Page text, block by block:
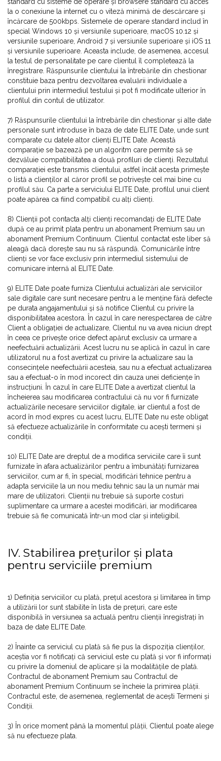
la o conexiune la internet cu o viteză minimă de descărcare și
încărcare de 500kbps. Sistemele de operare standard includ în
special Windows 10 și versiunile superioare, macOS 10.12 și
versiunile superioare, Android 7 și versiunile superioare și iOS 11
și versiunile superioare. Aceasta include, de asemenea, accesul
la testul de personalitate pe care clientul îl completează la
înregistrare. Răspunsurile clientului la întrebările din chestionar
constituie baza pentru dezvoltarea evaluării individuale a
clientului prin intermediul testului și pot fi modificate ulterior în
profilul din contul de utilizator.
7) Răspunsurile clientului la întrebările din chestionar și alte date
personale sunt introduse în baza de date ELITE Date, unde sunt
comparate cu datele altor clienți ELITE Date. Această
comparație se bazează pe un algoritm care permite să se
dezvăluie compatibilitatea a două profiluri de clienți. Rezultatul
comparației este transmis clientului, astfel încât acesta primește
o listă a clienților al căror profil se potrivește cel mai bine cu
profilul său. Ca parte a serviciului ELITE Date, profilul unui client
poate apărea ca fiind compatibil cu alți clienți.
8) Clienții pot contacta alți clienți recomandați de ELITE Date
după ce au primit plata pentru un abonament Premium sau un
abonament Premium Continuum. Clientul contactat este liber să
aleagă dacă dorește sau nu să răspundă. Comunicările între
clienți se vor face exclusiv prin intermediul sistemului de
comunicare internă al ELITE Date.
9) ELITE Date poate furniza Clientului actualizări ale serviciilor
sale digitale care sunt necesare pentru a le menține fără defecte
pe durata angajamentului și să notifice Clientul cu privire la
disponibilitatea acestora. În cazul în care nerespectarea de către
Client a obligației de actualizare, Clientul nu va avea niciun drept
în ceea ce privește orice defect apărut exclusiv ca urmare a
neefectuării actualizării. Acest lucru nu se aplică în cazul în care
utilizatorul nu a fost avertizat cu privire la actualizare sau la
consecințele neefectuării acesteia, sau nu a efectuat actualizarea
sau a efectuat-o în mod incorect din cauza unei deficiențe în
instrucțiuni. În cazul în care ELITE Date a avertizat clientul la
încheierea sau modificarea contractului că nu vor fi furnizate
actualizările necesare serviciilor digitale, iar clientul a fost de
acord în mod expres cu acest lucru, ELITE Date nu este obligat
să efectueze actualizările în conformitate cu acești termeni și
condiții.
10) ELITE Date are dreptul de a modifica serviciile care îi sunt
furnizate în afara actualizărilor pentru a îmbunătăți furnizarea
serviciilor, cum ar fi, în special, modificări tehnice pentru a
adapta serviciile la un nou mediu tehnic sau la un număr mai
mare de utilizatori. Clienții nu trebuie să suporte costuri
suplimentare ca urmare a acestei modificări, iar modificarea
trebuie să fie comunicată într-un mod clar și inteligibil.
IV. Stabilirea prețurilor și plata
pentru serviciile premium
1) Definiția serviciilor cu plată, prețul acestora și limitarea în timp
a utilizării lor sunt stabilite în lista de prețuri, care este
disponibilă în versiunea sa actuală pentru clienții înregistrați în
baza de date ELITE Date.
2) Înainte ca serviciul cu plată să fie pus la dispoziția clienților,
aceștia vor fi notificați că serviciul este cu plată și vor fi informați
cu privire la domeniul de aplicare și la modalitățile de plată.
Contractul de abonament Premium sau Contractul de
abonament Premium Continuum se încheie la primirea plății.
Contractul este, de asemenea, reglementat de acești Termeni și
Condiții.
3) În orice moment până la momentul plății, Clientul poate alege
să nu efectueze plata.